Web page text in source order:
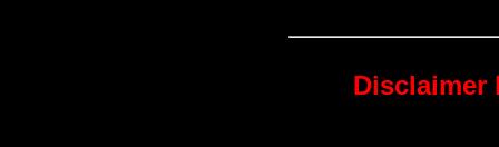
Disclaimer